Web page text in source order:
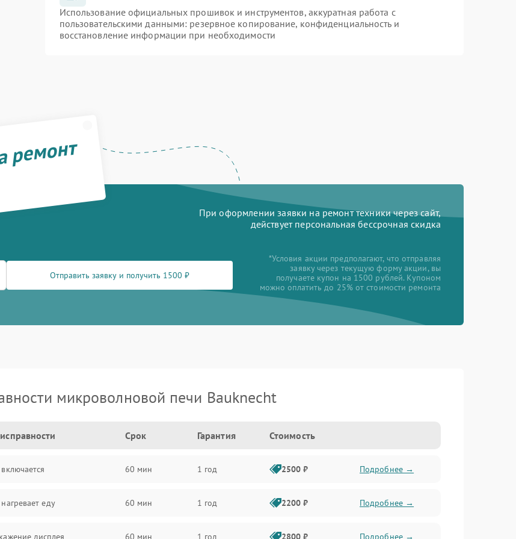
Использование официальных прошивок и инструментов, аккуратная работа с
пользовательскими данными: резервное копирование, конфиденциальность и
восстановление информации при необходимости
ремонт
При оформлении заявки на ремонт техники через сайт,
действует персональная бессрочная скидка
Отправить заявку и получить 1500 ₽
*Условия акции предполагают, что отправляя
заявку через текущую форму акции, вы
получаете купон на 1500 рублей. Купоном
можно оплатить до 25% от стоимости ремонта
микроволновой печи Bauknecht
Срок Гарантия Стоимость
60 мин 1 год 2500 ₽ Подробнее →
еду 60 мин 1 год 2200 ₽ Подробнее →
дисплея 60 мин 1 год 2800 ₽ Подробнее →